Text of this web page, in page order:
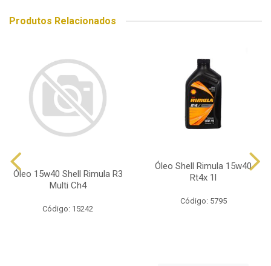
Produtos Relacionados
Óleo 15w40 Shell Rimula R3
Multi Ch4
Código: 15242
Óleo Shell Rimula 15w40
Rt4x 1l
Código: 5795